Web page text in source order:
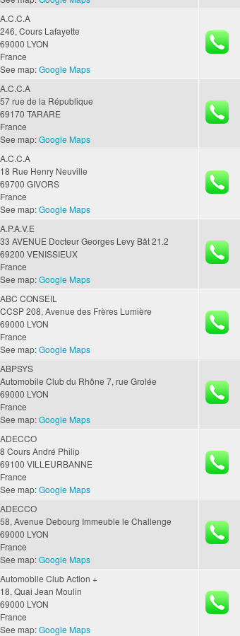
A.C.C.A
246, Cours Lafayette
69000 LYON
France
See map:Google Maps
A.C.C.A
57 rue de la République
69170 TARARE
France
See map:Google Maps
A.C.C.A
18 Rue Henry Neuville
69700 GIVORS
France
See map:Google Maps
A.P.A.V.E
33 AVENUE Docteur Georges Levy Bât 21.2
69200 VENISSIEUX
France
See map:Google Maps
ABC CONSEIL
CCSP208, Avenue des Frères Lumière
69000 LYON
France
See map:Google Maps
ABPSYS
Automobile Club du Rhône 7, rue Grolée
69000 LYON
France
See map:Google Maps
ADECCO
8 Cours André Philip
69100 VILLEURBANNE
France
See map:Google Maps
ADECCO
58, Avenue Debourg Immeuble le Challenge
69000 LYON
France
See map:Google Maps
Automobile Club Action +
18, Quai Jean Moulin
69000 LYON
France
See map:Google Maps